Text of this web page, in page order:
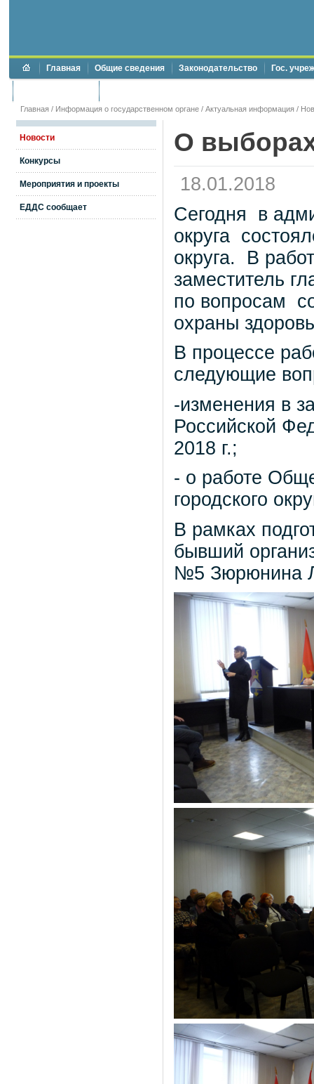
Главная Общие сведения Законодательство Гос.
Главная / Информация о государственном органе / Актуальная информация /
Новости
Конкурсы
Мероприятия и проекты
ЕДДС сообщает
О
18.01.2018
Сегодня в
округа
округа. В
заместитель
по вопросам
охраны
В процессе
следующие
-изменения в
Российской
2018 г.;
- о работе
городского
В рамках
бывший
№5 Зюрюнина